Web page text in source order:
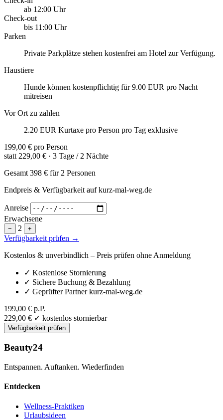
ab 12:00 Uhr
Check-out
bis 11:00 Uhr
Parken
Private Parkplätze stehen kostenfrei am Hotel zur Verfügung.
Haustiere
Hunde können kostenpflichtig für 9.00 EUR pro Nacht
mitreisen
Vor Ort zu zahlen
2.20 EUR Kurtaxe pro Person pro Tag exklusive
199,00 € pro Person
statt 229,00 € · 3 Tage / 2 Nächte
Gesamt 398 € für 2 Personen
Endpreis & Verfügbarkeit auf kurz-mal-weg.de
Anreise
Erwachsene
− 2 +
Verfügbarkeit prüfen →
Kostenlos & unverbindlich – Preis prüfen ohne Anmeldung
✓ Kostenlose Stornierung
✓ Sichere Buchung & Bezahlung
✓ Geprüfter Partner kurz-mal-weg.de
199,00 € p.P.
229,00 € ✓ kostenlos stornierbar
Verfügbarkeit prüfen
Beauty24
Entspannen. Auftanken. Wiederfinden
Entdecken
Wellness-Praktiken
Urlaubsideen